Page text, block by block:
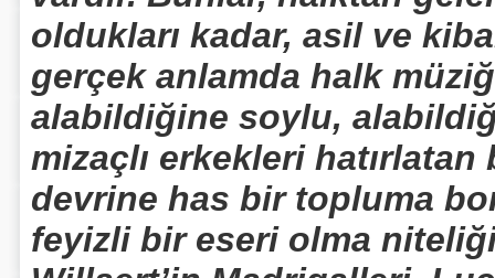
oldukları kadar, asil ve
gerçek anlamda halk
alabildiğine soylu,
mizaçlı erkekleri hatırlatan
devrine has bir topluma
feyizli bir eseri olma